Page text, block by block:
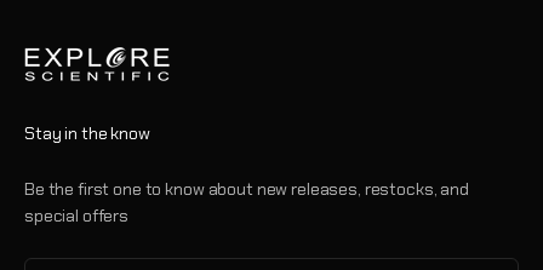
Stay in the know
Be the first one to know about new releases, restocks, and
special offers